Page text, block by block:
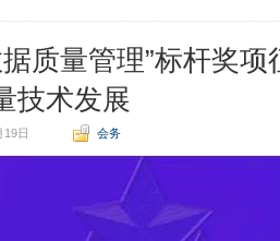
质量管理”标杆奖
技术发展
19日 会务